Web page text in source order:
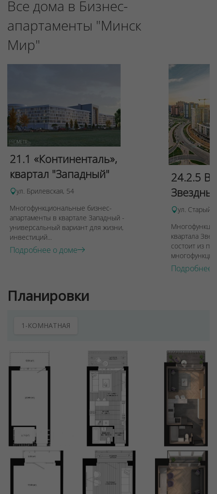
Все дома в Бизнес-
апартаменты "Минск
Мир"
21.1 «Континенталь»,
квартал "Западный"
ул. Брилевская, 54
Многофункциональные бизнес-
апартаменты в квартале Западный -
универсальный вариант для жизни,
инвестиций...
Подробнее о доме
24.2.5
ул. Старый
квартала
состоит из
Подробнее
Планировки
1-КОМНАТНАЯ